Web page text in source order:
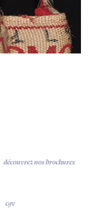
découvrez nos brochures
cgv